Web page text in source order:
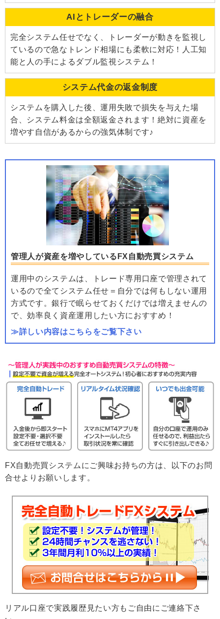
AIとトレーダーの融合
完全システム任せでなく、トレーダーが動きを監視し
ているので急なトレンド相場にも柔軟に対応！人工知
能と人の手によるダブル監視システム！
システム代金の返金制度
システムを購入した後、運用失敗で損失を与えた場
合、システム料金は全額返金されます！絶対に資産を
増やす自信があるからの強気体制です♪
管理人が資産を増やしているFX自動売買システム
運用中のシステムは、トレード専用口座で管理されて
いるので全てシステム任せ＝自分では何もしない運用
方式です。銀行で眠らせておくだけでは増えませんの
で、効率良く資産運用したい方におすすめ！
≫詳しい内容はこちらをご覧下さい
FX自動売買システムにご興味お持ちの方は、以下のお問
合せよりお願いします。
リアル口座で実践履歴見たい方もご自由にご連絡下さ